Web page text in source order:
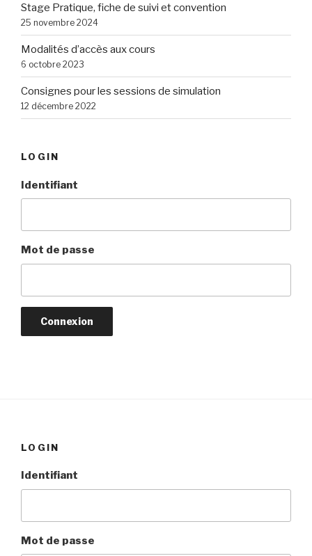
Stage Pratique, fiche de suivi et convention
25 novembre 2024
Modalités d’accès aux cours
6 octobre 2023
Consignes pour les sessions de simulation
12 décembre 2022
LOGIN
Identifiant
Mot de passe
LOGIN
Identifiant
Mot de passe